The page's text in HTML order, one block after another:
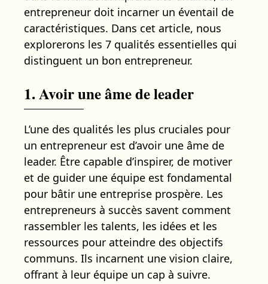
entrepreneur doit incarner un éventail de
caractéristiques. Dans cet article, nous
explorerons les 7 qualités essentielles qui
distinguent un bon entrepreneur.
1. Avoir une âme de leader
L’une des qualités les plus cruciales pour
un entrepreneur est d’avoir une âme de
leader. Être capable d’inspirer, de motiver
et de guider une équipe est fondamental
pour bâtir une entreprise prospère. Les
entrepreneurs à succès savent comment
rassembler les talents, les idées et les
ressources pour atteindre des objectifs
communs. Ils incarnent une vision claire,
offrant à leur équipe un cap à suivre.